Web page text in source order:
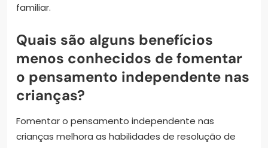
familiar.
Quais são alguns benefícios
menos conhecidos de fomentar
o pensamento independente nas
crianças?
Fomentar o pensamento independente nas
crianças melhora as habilidades de resolução de